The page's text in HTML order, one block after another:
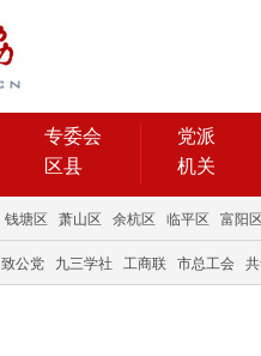
专委会
区县
党派
机关
钱塘区 萧山区 余杭区 临平区 富阳
致公党 九三学社 工商联 市总工会